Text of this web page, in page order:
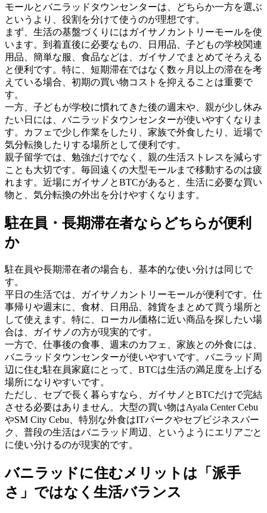
モールとバニラッドタウンセンターは、どちらか一方を選ぶ
というより、役割を分けて使うのが理想です。
まず、生活の基盤づくりにはガイサノカントリーモールを使
います。到着直後に必要なもの、日用品、子どもの学校関連
用品、簡単な服、食品などは、ガイサノでまとめてそろえる
と便利です。特に、短期滞在ではなく数ヶ月以上の滞在を考
えている場合、初期の買い物コストを抑えることは重要で
す。
一方、子どもが学校に慣れてきた後の週末や、親が少し休み
たい日には、バニラッドタウンセンターが使いやすくなりま
す。カフェで少し作業をしたり、家族で外食したり、近場で
気分転換したりする場所として便利です。
親子留学では、勉強だけでなく、親の生活ストレスを減らす
ことも大切です。毎回遠くの大型モールまで移動するのは疲
れます。近場にガイサノとBTCがあると、生活に必要な買い
物と、気分転換の外出を分けやすくなります。
駐在員・長期滞在者ならどちらが便利
か
駐在員や長期滞在者の場合も、基本的な使い分けは同じで
す。
平日の生活では、ガイサノカントリーモールが便利です。仕
事帰りや週末に、食材、日用品、雑貨をまとめて買う場所と
して使えます。特に、ローカル価格に近い商品を探したい場
合は、ガイサノの方が現実的です。
一方で、仕事後の食事、週末のカフェ、家族との外食には、
バニラッドタウンセンターが使いやすいです。バニラッド周
辺に住む駐在員家庭にとって、BTCは生活の満足度を上げる
場所になりやすいです。
ただし、セブで長く暮らすなら、ガイサノとBTCだけで完結
させる必要はありません。大型の買い物はAyala Center Cebu
やSM City Cebu、特別な外食はITパークやセブビジネスパー
ク、普段の生活はバニラッド周辺、というようにエリアごと
に使い分けるのが現実的です。
バニラッドに住むメリットは「派手
さ」ではなく生活バランス